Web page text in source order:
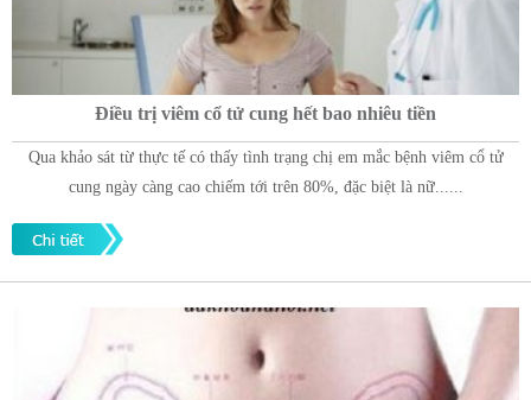
Điều trị viêm cổ tử cung hết bao nhiêu tiền
Qua khảo sát từ thực tế có thấy tình trạng chị em mắc bệnh viêm cổ tử
cung ngày càng cao chiếm tới trên 80%, đặc biệt là nữ......